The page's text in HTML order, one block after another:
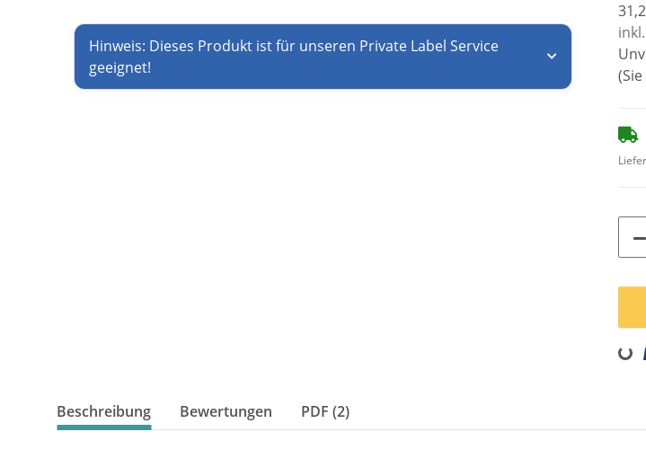
Hinweis: Dieses Produkt ist für unseren Private Label Service
geeignet!
Beschreibung Bewertungen PDF (2)